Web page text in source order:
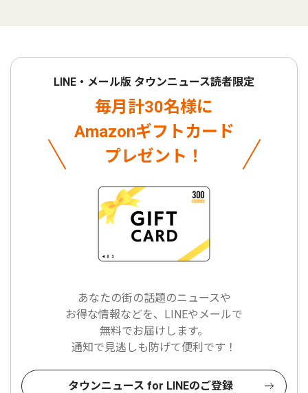
LINE・メール版 タウンニュース読者限定
毎月計30名様に
Amazonギフトカード
プレゼント！
あなたの街の話題のニュースや
お得な情報などを、LINEやメールで
無料でお届けします。
通知で見逃しも防げて便利です！
タウンニュース for LINEのご登録